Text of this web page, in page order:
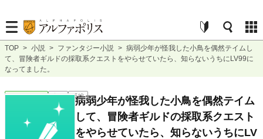
TOP > 小説 > ファンタジー小説 > 病弱少年が怪我した小鳥を偶然テイムし
て、冒険者ギルドの採取系クエストをやらせていたら、知らないうちにLV99に
なってました。
ファンタジー 完結 長編
病弱少年が怪我した小鳥を偶然テイム
して、冒険者ギルドの採取系クエスト
をやらせていたら、知らないうちにLV